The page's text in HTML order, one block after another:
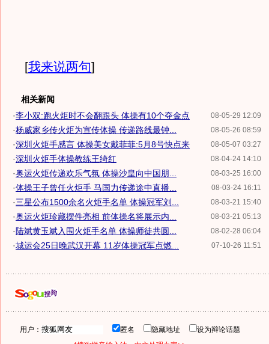
[我来说两句]
相关新闻
08-05-29 12:09
·李小双:跑火炬时不会翻跟头 体操有10个夺金点
08-05-26 08:59
·杨威家乡传火炬为宣传体操 传递路线最钟...
08-05-07 03:27
·深圳火炬手感言 体操美女戴菲菲:5月8号快点来
08-04-24 14:10
·深圳火炬手体操教练王绮红
08-03-25 16:00
·奥运火炬传递欢乐气氛 体操沙皇向中国朋...
08-03-24 16:11
·体操王子曾任火炬手 马国力传递途中直播...
08-03-21 15:40
·三星公布1500余名火炬手名单 体操冠军刘...
08-03-21 05:13
·奥运火炬珍藏摆件亮相 前体操名将展示内...
08-02-28 06:04
· 陆斌黄玉斌入围火炬手名单 体操师徒共圆...
07-10-26 11:51
·城运会25日晚武汉开幕 11岁体操冠军点燃...
用户： 匿名 隐藏地址
设为辩论话题